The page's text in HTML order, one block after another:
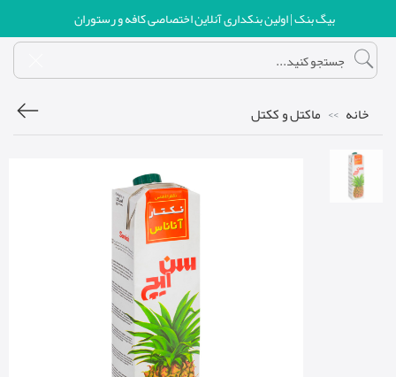
بیگ بنک | اولین بنکداری آنلاین اختصاصی کافه و رستوران
خانه ماکتل و ککتل